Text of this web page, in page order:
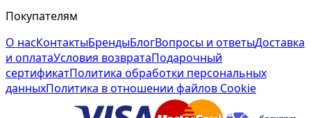
Покупателям
О насКонтактыБрендыБлогВопросы и ответыДоставка
и оплатаУсловия возвратаПодарочный
сертификатПолитика обработки персональных
данныхПолитика в отношении файлов Cookie